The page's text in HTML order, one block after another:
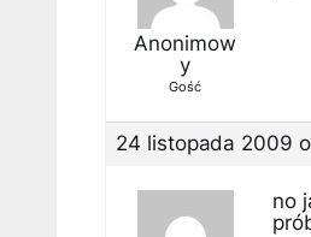
Anonimow
y
Gość
24 listopada 2009
no